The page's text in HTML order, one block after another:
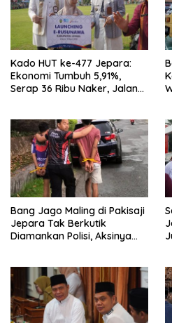
Kado HUT ke-477 Jepara:
Ekonomi Tumbuh 5,91%,
Serap 36 Ribu Naker, Jalan
Bang Jago Maling di Pakisaji
Jepara Tak Berkutik
Diamankan Polisi, Aksinya